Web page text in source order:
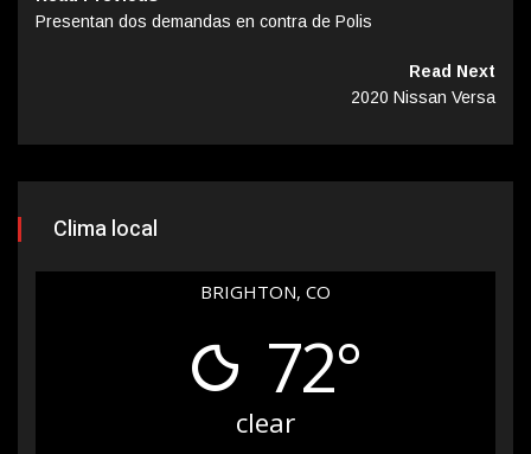
Presentan dos demandas en contra de Polis
Read Next
2020 Nissan Versa
Clima local
BRIGHTON, CO
72°
clear